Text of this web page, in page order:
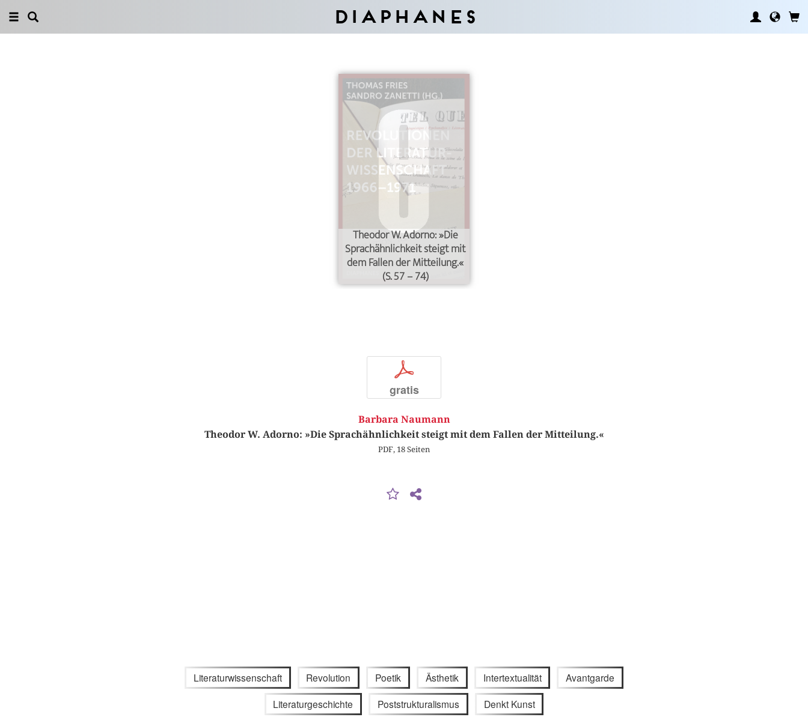
Diaphanes
Theodor W. Adorno: »Die
Sprachähnlichkeit steigt mit
dem Fallen der Mitteilung.«
(S. 57 – 74)
p
gratis
Barbara Naumann
Theodor W. Adorno: »Die Sprachähnlichkeit steigt mit dem Fallen der Mitteilung.«
PDF, 18 Seiten
Literaturwissenschaft Revolution Poetik Ästhetik Intertextualität Avantgarde
Literaturgeschichte Poststrukturalismus Denkt Kunst